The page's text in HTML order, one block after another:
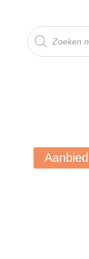
Producten
zoeken